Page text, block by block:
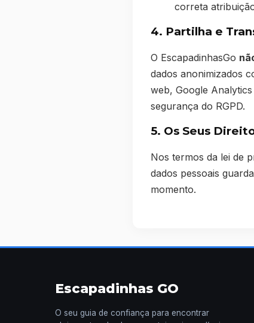
correta
4. Partilha e
O EscapadinhasGo
dados anonimizados
web, Google
segurança do RGPD.
5. Os Seus
Nos termos da lei de
dados pessoais
momento.
Escapadinhas GO
O seu guia de confiança para encontrar